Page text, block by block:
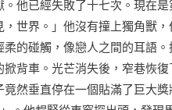
他已經失敗了十七次。現在
世界。」他沒有撞上獨角獸
的碰觸，像戀人之間的耳語
背車。光芒消失後，窄巷恢
然垂直停在一個貼滿了巨大